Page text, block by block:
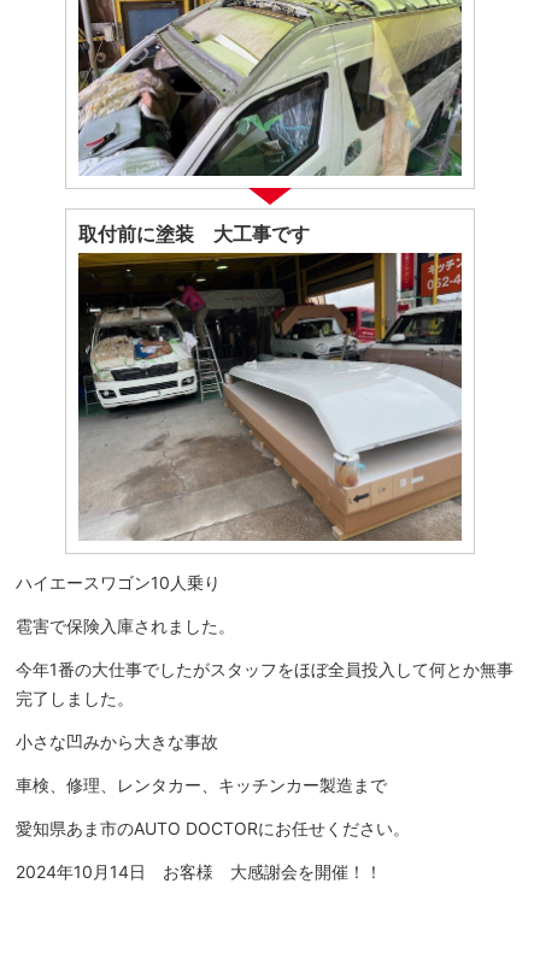
取付前に塗装 大工事です
ハイエースワゴン10人乗り
雹害で保険入庫されました。
今年1番の大仕事でしたがスタッフをほぼ全員投入して何とか無事
完了しました。
小さな凹みから大きな事故
車検、修理、レンタカー、キッチンカー製造まで
愛知県あま市のAUTO DOCTORにお任せください。
2024年10月14日 お客様 大感謝会を開催！！